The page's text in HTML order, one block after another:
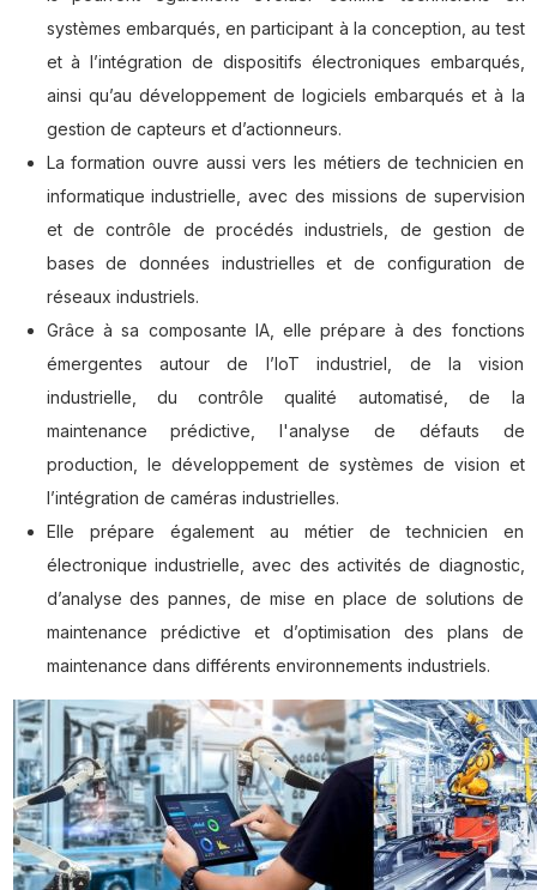
systèmes embarqués, en participant à la conception, au test
et à l’intégration de dispositifs électroniques embarqués,
ainsi qu’au développement de logiciels embarqués et à la
gestion de capteurs et d’actionneurs.
La formation ouvre aussi vers les métiers de technicien en
informatique industrielle, avec des missions de supervision
et de contrôle de procédés industriels, de gestion de
bases de données industrielles et de configuration de
réseaux industriels.
Grâce à sa composante IA, elle prépare à des fonctions
émergentes autour de l’IoT industriel, de la vision
industrielle, du contrôle qualité automatisé, de la
maintenance prédictive, l'analyse de défauts de
production, le développement de systèmes de vision et
l’intégration de caméras industrielles.
Elle prépare également au métier de technicien en
électronique industrielle, avec des activités de diagnostic,
d’analyse des pannes, de mise en place de solutions de
maintenance prédictive et d’optimisation des plans de
maintenance dans différents environnements industriels.